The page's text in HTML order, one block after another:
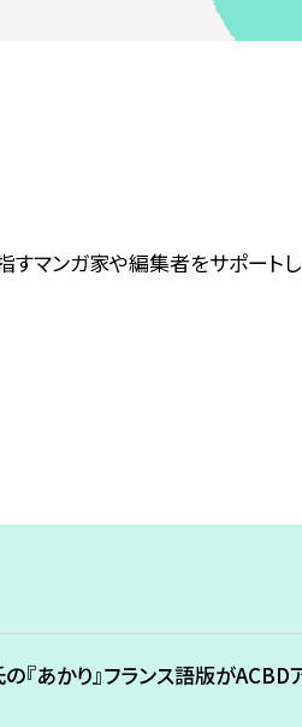
ンガ家や編集者をサポート
『あかり』フランス語版が